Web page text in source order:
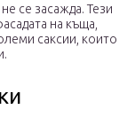
се засажда. Тези
на къща,
саксии, които